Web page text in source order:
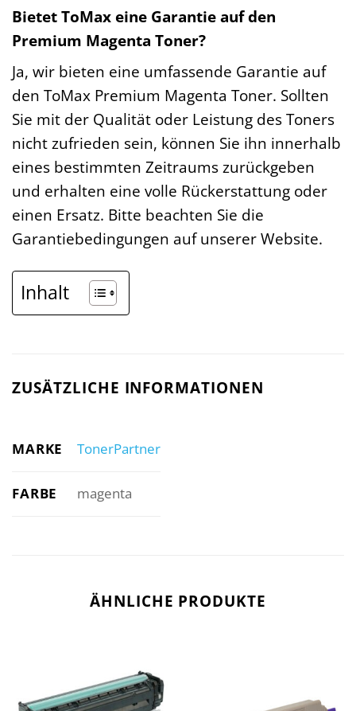
Bietet ToMax eine Garantie auf den
Premium Magenta Toner?
Ja, wir bieten eine umfassende Garantie auf
den ToMax Premium Magenta Toner. Sollten
Sie mit der Qualität oder Leistung des Toners
nicht zufrieden sein, können Sie ihn innerhalb
eines bestimmten Zeitraums zurückgeben
und erhalten eine volle Rückerstattung oder
einen Ersatz. Bitte beachten Sie die
Garantiebedingungen auf unserer Website.
Inhalt
ZUSÄTZLICHE INFORMATIONEN
MARKE TonerPartner
FARBE magenta
ÄHNLICHE PRODUKTE